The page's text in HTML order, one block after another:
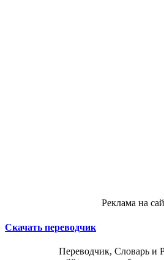
Реклама на
Скачать переводчик
Переводчик, Словарь и